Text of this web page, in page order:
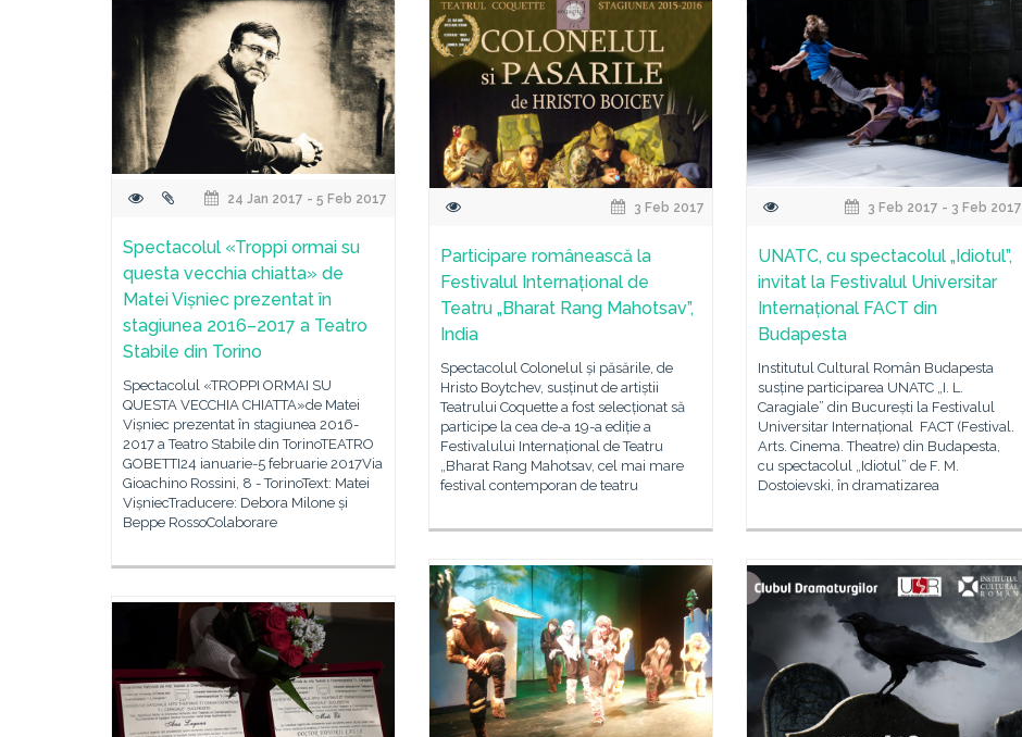
24 Jan 2017 - 5 Feb 2017
Spectacolul «Troppi ormai su
questa vecchia chiatta» de
Matei Vișniec prezentat în
stagiunea 2016–2017 a Teatro
Stabile din Torino
Spectacolul «TROPPI ORMAI SU
QUESTA VECCHIA CHIATTA»de Matei
Vișniec prezentat în stagiunea 2016-
2017 a Teatro Stabile din TorinoTEATRO
GOBETTI24 ianuarie-5 februarie 2017Via
Gioachino Rossini, 8 - TorinoText: Matei
VișniecTraducere: Debora Milone și
Beppe RossoColaborare
3 Feb 2017
Participare românească la
Festivalul Internațional de
Teatru „Bharat Rang Mahotsav”,
India
Spectacolul Colonelul și păsările, de
Hristo Boytchev, susținut de artiștii
Teatrului Coquette a fost selecționat să
participe la cea de-a 19-a ediție a
Festivalului Internațional de Teatru
„Bharat Rang Mahotsav, cel mai mare
festival contemporan de teatru
3 Feb 2017 - 3 Feb 2017
UNATC, cu spectacolul „Idiotul”,
invitat la Festivalul Universitar
Internațional FACT din
Budapesta
Institutul Cultural Român Budapesta
susține participarea UNATC „I. L.
Caragiale” din București la Festivalul
Universitar Internațional FACT (Festival.
Arts. Cinema. Theatre) din Budapesta,
cu spectacolul „Idiotul” de F. M.
Dostoievski, în dramatizarea